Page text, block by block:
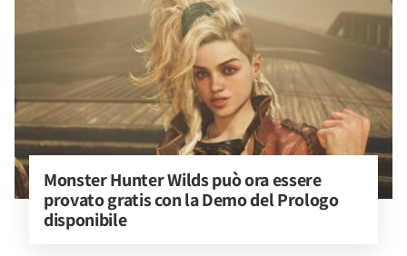
Monster Hunter Wilds può ora essere
provato gratis con la Demo del Prologo
disponibile